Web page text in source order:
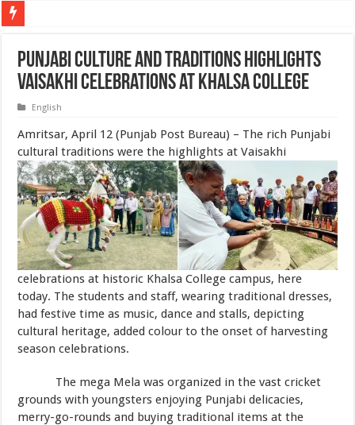
Punjabi Culture and Traditions Highlights
Vaisakhi Celebrations at Khalsa College
English
Amritsar, April 12 (Punjab Post Bureau) – The rich Punjabi
cultural traditions were the highlights at Vaisakhi
celebrations at historic Khalsa College campus, here
today. The students and staff, wearing traditional dresses,
had festive time as music, dance and stalls, depicting
cultural heritage, added colour to the onset of harvesting
season celebrations.
The mega Mela was organized in the vast cricket
grounds with youngsters enjoying Punjabi delicacies,
merry-go-rounds and buying traditional items at the